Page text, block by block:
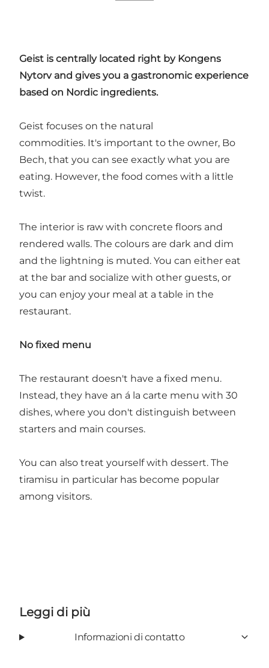
Geist is centrally located right by Kongens
Nytorv and gives you a gastronomic experience
based on Nordic ingredients.
Geist focuses on the natural
commodities. It's important to the owner, Bo
Bech, that you can see exactly what you are
eating. However, the food comes with a little
twist.
The interior is raw with concrete floors and
rendered walls. The colours are dark and dim
and the lightning is muted. You can either eat
at the bar and socialize with other guests, or
you can enjoy your meal at a table in the
restaurant.
No fixed menu
The restaurant doesn't have a fixed menu.
Instead, they have an á la carte menu with 30
dishes, where you don't distinguish between
starters and main courses.
You can also treat yourself with dessert. The
tiramisu in particular has become popular
among visitors.
Leggi di più
Informazioni di contatto